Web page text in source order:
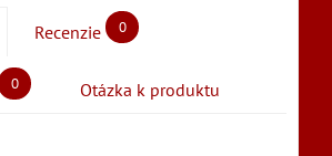
Recenzie 0
0 Otázka k produktu